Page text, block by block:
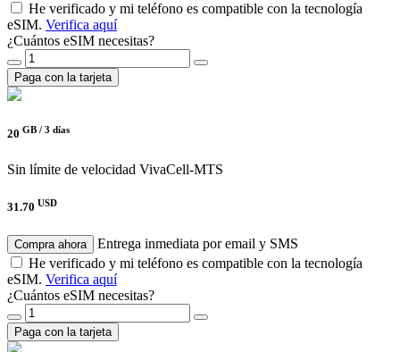
He verificado y mi teléfono es compatible con la tecnología
eSIM. Verifica aquí
¿Cuántos eSIM necesitas?
Paga con la tarjeta
20 GB / 3 días
Sin límite de velocidad VivaCell-MTS
31.70 USD
Compra ahora
Entrega inmediata por email y SMS
He verificado y mi teléfono es compatible con la tecnología
eSIM. Verifica aquí
¿Cuántos eSIM necesitas?
Paga con la tarjeta